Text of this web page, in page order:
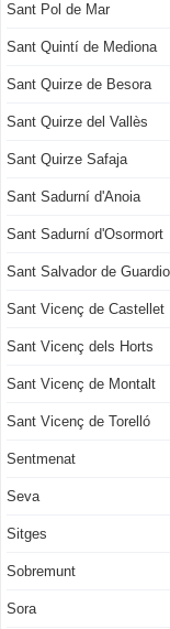
Sant Pol de Mar
Sant Quintí de Mediona
Sant Quirze de Besora
Sant Quirze del Vallès
Sant Quirze Safaja
Sant Sadurní d'Anoia
Sant Sadurní d'Osormort
Sant Salvador de
Sant Vicenç de Castellet
Sant Vicenç dels Horts
Sant Vicenç de Montalt
Sant Vicenç de Torelló
Sentmenat
Seva
Sitges
Sobremunt
Sora